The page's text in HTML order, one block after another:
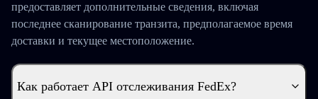
предоставляет дополнительные сведения, включая
последнее сканирование транзита, предполагаемое время
доставки и текущее местоположение.
Как работает API отслеживания FedEx?